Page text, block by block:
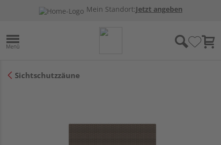
Mein Standort:Jetzt angeben
Sichtschutzzäune